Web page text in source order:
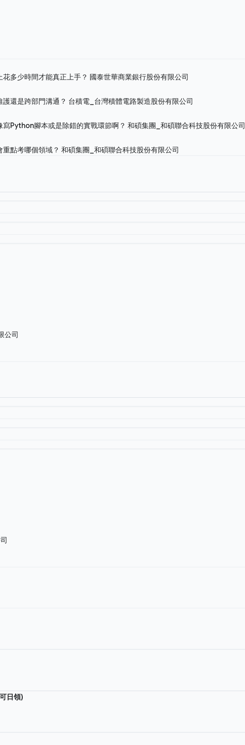
多少時間才能真正上手？ 國泰世華商業銀行股份有限公司
還是跨部門溝通？ 台積電_台灣積體電路製造股份有限公司
Python腳本或是除錯的實戰環節啊？ 和碩集團_和碩聯合科技股份有限公司
點考哪個領域？ 和碩集團_和碩聯合科技股份有限公司
公司
日領)